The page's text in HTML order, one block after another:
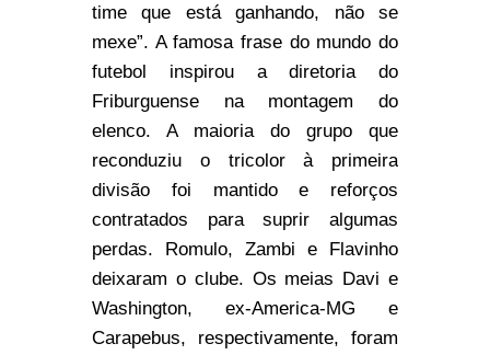
time que está ganhando, não se
mexe”. A famosa frase do mundo do
futebol inspirou a diretoria do
Friburguense na montagem do
elenco. A maioria do grupo que
reconduziu o tricolor à primeira
divisão foi mantido e reforços
contratados para suprir algumas
perdas. Romulo, Zambi e Flavinho
deixaram o clube. Os meias Davi e
Washington, ex-America-MG e
Carapebus, respectivamente, foram